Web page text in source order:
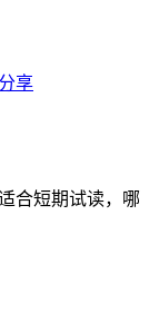
享
合短期试读，哪